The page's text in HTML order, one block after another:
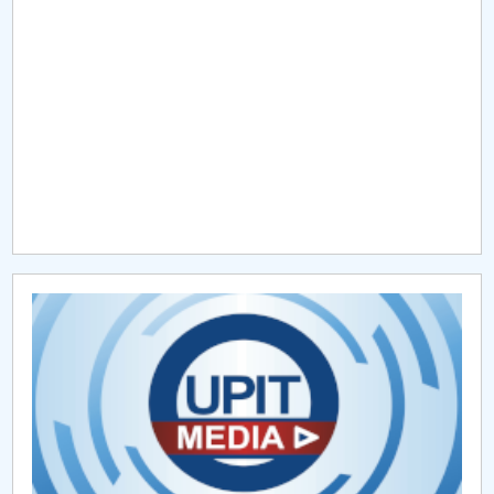
Chestionar angajabilitate ALUMNI – UPB
CAR2026
MENIU CANTINA
Hotărâri Senat din 18 mai 2020
Hotărâri Senat din 20 mai 2020